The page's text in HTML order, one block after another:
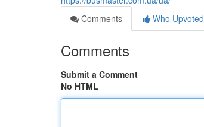
Comments
Who Upvoted
Comments
Submit a Comment
No HTML